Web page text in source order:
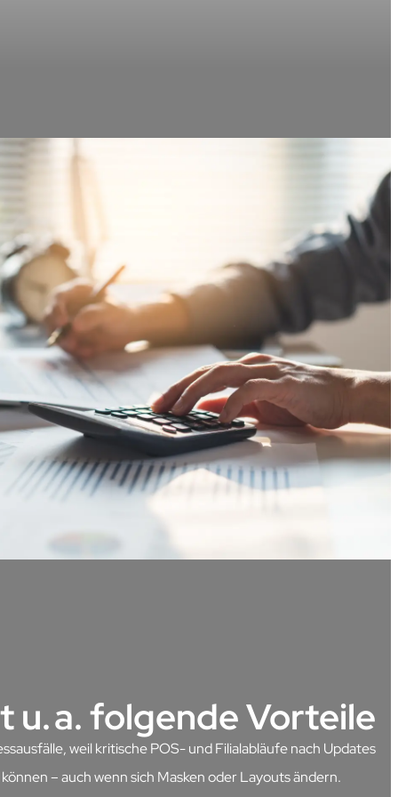
u. a. folgende Vorteile
weil kritische POS- und Filialabläufe nach Updates
– auch wenn sich Masken oder Layouts ändern.